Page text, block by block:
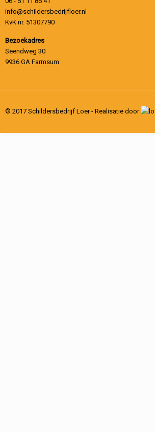
info@schildersbedrijfloer.nl
KvK nr. 51307790
Bezoekadres
Seendweg 30
9936 GA Farmsum
© 2017 Schildersbedrijf Loer - Realisatie door